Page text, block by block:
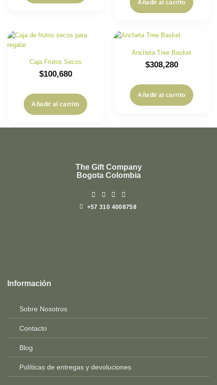
Añadir al carrito
Caja Frutos Secos
$100,680
Añadir al carrito
Ancheta Tree Basket
$308,280
Añadir al carrito
The Gift Company
Bogota Colombia
+57 310 4008758
2025-
Información
Sobre Nosotros
Contacto
Blog
Políticas de entregas y devoluciones